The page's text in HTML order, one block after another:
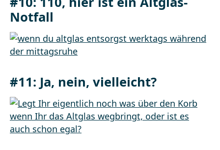
Notfall
#11: Ja, nein, vielleicht?